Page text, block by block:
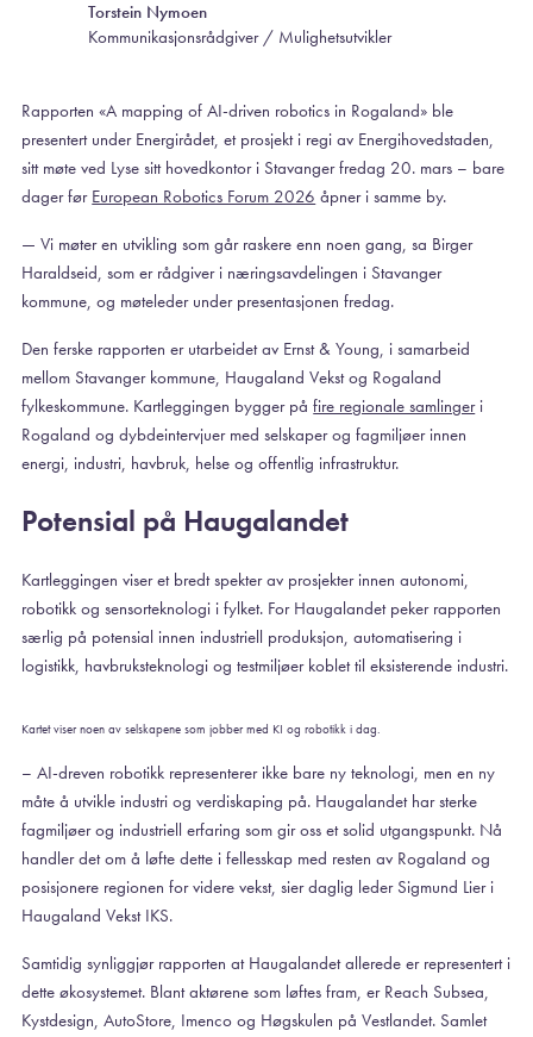
Torstein Nymoen
Kommunikasjonsrådgiver / Mulighetsutvikler
Rapporten «A mapping of AI-driven robotics in Rogaland» ble
presentert under Energirådet, et prosjekt i regi av Energihovedstaden,
sitt møte ved Lyse sitt hovedkontor i Stavanger fredag 20. mars – bare
dager før European Robotics Forum 2026 åpner i samme by.
— Vi møter en utvikling som går raskere enn noen gang, sa Birger
Haraldseid, som er rådgiver i næringsavdelingen i Stavanger
kommune, og møteleder under presentasjonen fredag.
Den ferske rapporten er utarbeidet av Ernst & Young, i samarbeid
mellom Stavanger kommune, Haugaland Vekst og Rogaland
fylkeskommune. Kartleggingen bygger påfire regionale samlingeri
Rogaland og dybdeintervjuer med selskaper og fagmiljøer innen
energi, industri, havbruk, helse og offentlig infrastruktur.
Potensial på Haugalandet
Kartleggingen viser et bredt spekter av prosjekter innen autonomi,
robotikk og sensorteknologi i fylket. For Haugalandet peker rapporten
særlig på potensial innen industriell produksjon, automatisering i
logistikk, havbruksteknologi og testmiljøer koblet til eksisterende industri.
Kartet viser noen av selskapene som jobber med KI og robotikk i dag.
– AI-dreven robotikk representerer ikke bare ny teknologi, men en ny
måte å utvikle industri og verdiskaping på. Haugalandet har sterke
fagmiljøer og industriell erfaring som gir oss et solid utgangspunkt. Nå
handler det om å løfte dette i fellesskap med resten av Rogaland og
posisjonere regionen for videre vekst, sier daglig leder Sigmund Lier i
Haugaland Vekst IKS.
Samtidig synliggjør rapporten at Haugalandet allerede er representert i
dette økosystemet. Blant aktørene som løftes fram, er Reach Subsea,
Kystdesign, AutoStore, Imenco og Høgskulen på Vestlandet. Samlet